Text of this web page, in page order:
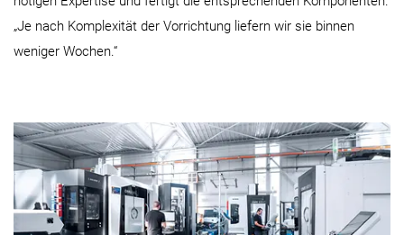
„Je nach Komplexität der Vorrichtung liefern wir sie binnen
weniger Wochen.“